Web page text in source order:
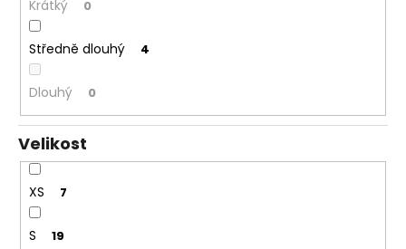
Krátký 0
Středně dlouhý 4
Dlouhý 0
Velikost
XS 7
S 19